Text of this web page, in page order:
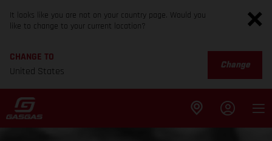
It looks like you are not on your country page. Would you
like to change to your current location?
CHANGE TO
United States
Change